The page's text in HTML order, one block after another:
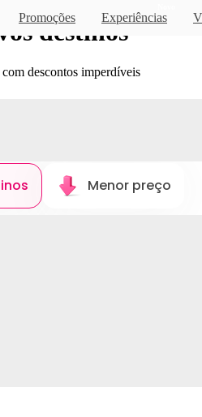
Promoções Experiências
destinos
descontos imperdíveis
Menor preço